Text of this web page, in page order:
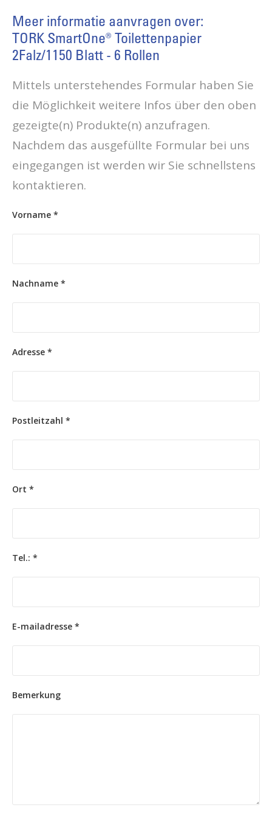
Meer informatie aanvragen over:
TORK SmartOne® Toilettenpapier
2Falz/1150 Blatt - 6 Rollen
Mittels unterstehendes Formular haben Sie
die Möglichkeit weitere Infos über den oben
gezeigte(n) Produkte(n) anzufragen.
Nachdem das ausgefüllte Formular bei uns
eingegangen ist werden wir Sie schnellstens
kontaktieren.
Vorname *
Nachname *
Adresse *
Postleitzahl *
Ort *
Tel.: *
E-mailadresse *
Bemerkung